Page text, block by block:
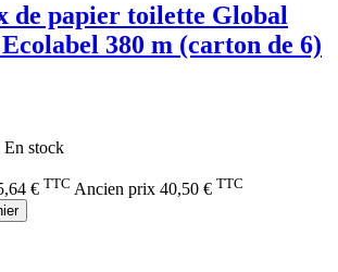
de papier toilette Global
380 m (carton de 6)
En stock
€ TTC Ancien prix 40,50 € TTC